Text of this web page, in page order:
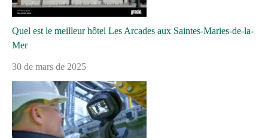
Quel est le meilleur hôtel Les Arcades aux Saintes-Maries-de-la-
Mer
30 de mars de 2025